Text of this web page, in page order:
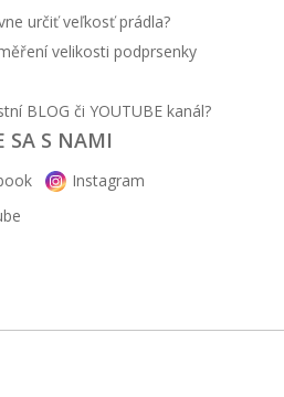
určiť veľkosť prádla?
velikosti podprsenky
BLOG či YOUTUBE kanál?
SA S NAMI
Instagram